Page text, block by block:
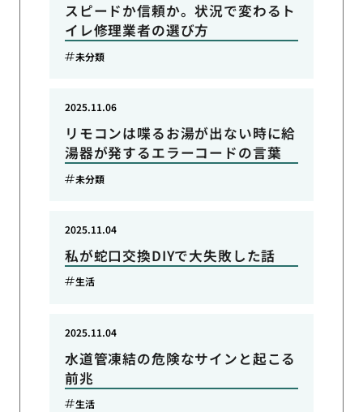
スピードか信頼か。状況で変わるト
イレ修理業者の選び方
未分類
リモコンは喋るお湯が出ない時に給
湯器が発するエラーコードの言葉
2025.11.06
未分類
私が蛇口交換DIYで大失敗した話
2025.11.04
生活
水道管凍結の危険なサインと起こる
前兆
2025.11.04
生活